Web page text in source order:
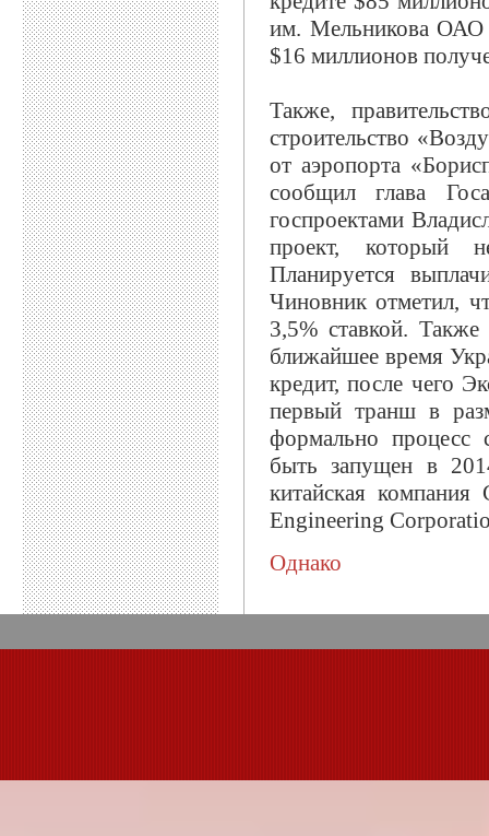
им. Мельникова ОАО
$16 миллионов
Также,
строительство
от аэропорта
сообщил глава
госпроектами
проект, который
Планируется
Чиновник отметил,
3,5% ставкой.
ближайшее время
кредит, после чего
первый транш в
формально процесс
быть запущен в
китайская
Engineering
Однако